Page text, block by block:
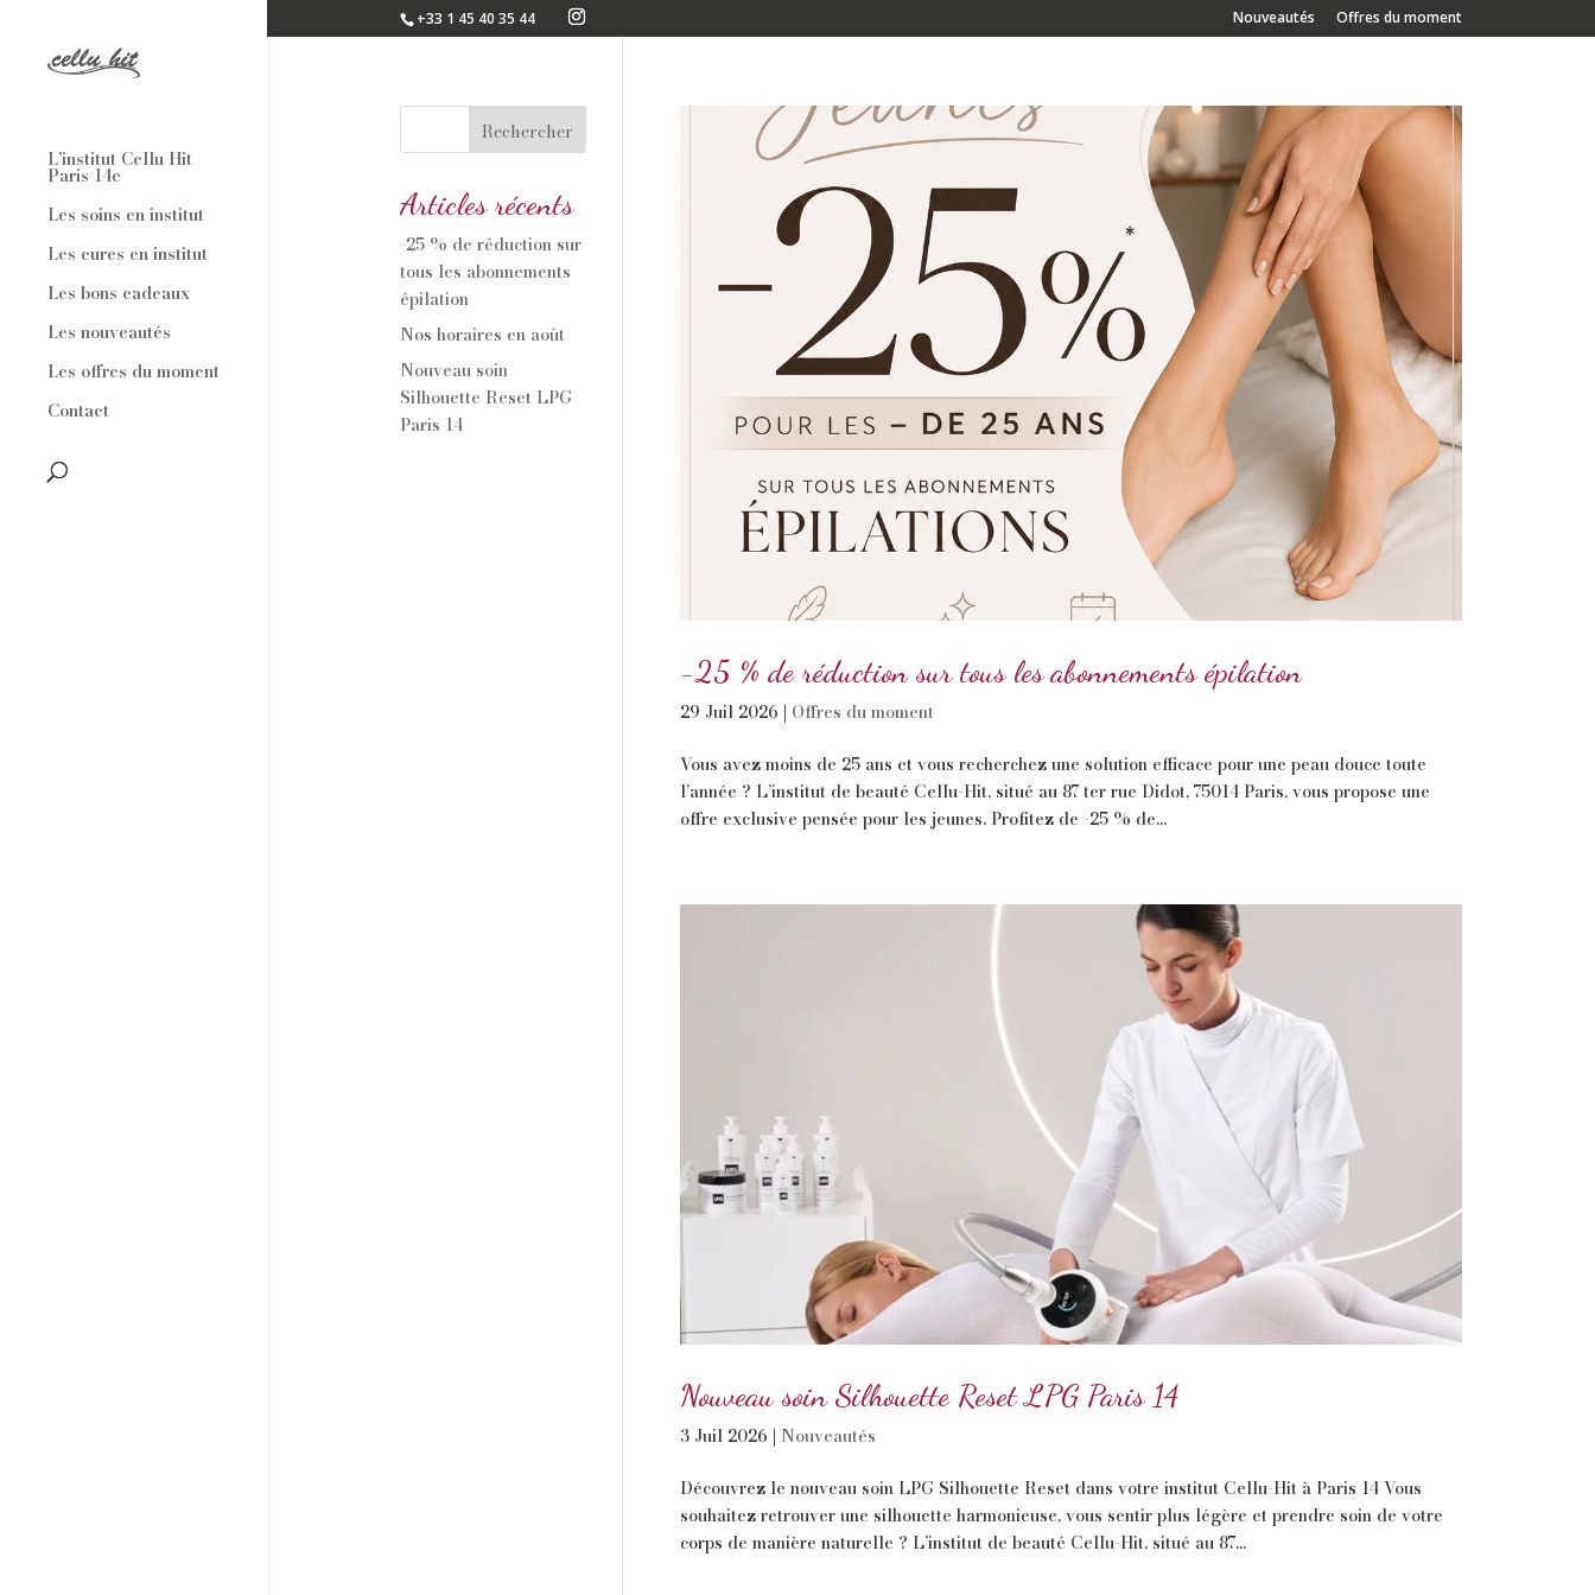
+33 1 45 40 35 44 Nouveautés Offres du moment
L’institut Cellu Hit
Paris 14e
Les soins en institut
Les cures en institut
Les bons cadeaux
Les nouveautés
Les offres du moment
Contact
-25 % de réduction sur tous les abonnements épilation
29 Juil 2026 | Offres du moment
Vous avez moins de 25 ans et vous recherchez une solution efficace pour une peau douce toute
l’année ? L’institut de beauté Cellu-Hit, situé au 87 ter rue Didot, 75014 Paris, vous propose une
offre exclusive pensée pour les jeunes. Profitez de -25 % de...
Nouveau soin Silhouette Reset LPG Paris 14
3 Juil 2026 | Nouveautés
Découvrez le nouveau soin LPG Silhouette Reset dans votre institut Cellu-Hit à Paris 14 Vous
souhaitez retrouver une silhouette harmonieuse, vous sentir plus légère et prendre soin de votre
corps de manière naturelle ? L’institut de beauté Cellu-Hit, situé au 87...
Rechercher
Articles récents
-25 % de réduction sur
tous les abonnements
épilation
Nos horaires en août
Nouveau soin
Silhouette Reset LPG
Paris 14